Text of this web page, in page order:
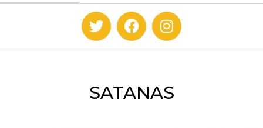
SATANAS